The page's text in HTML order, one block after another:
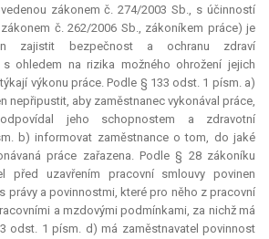
zákonem č. 274/2003 Sb., s účinností
č. 262/2006 Sb., zákoníkem práce) je
zajistit bezpečnost a ochranu zdraví
ohledem na rizika možného ohrožení jejich
výkonu práce. Podle § 133 odst. 1 písm. a)
nepřipustit, aby zaměstnanec vykonával práce,
jeho schopnostem a zdravotní
b) informovat zaměstnance o tom, do jaké
práce zařazena. Podle § 28 zákoníku
před uzavřením pracovní smlouvy povinen
právy a povinnostmi, které pro něho z pracovní
a mzdovými podmínkami, za nichž má
odst. 1 písm. d) má zaměstnavatel povinnost